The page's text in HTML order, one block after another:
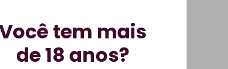
tem mais
de 18 anos?